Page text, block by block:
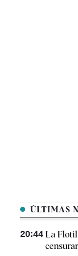
ÚLTIMAS
20:44 La